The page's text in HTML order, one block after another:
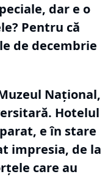
dar e o
Pentru că
de decembrie
Naţional,
Hotelul
e în stare
impresia, de la
care au